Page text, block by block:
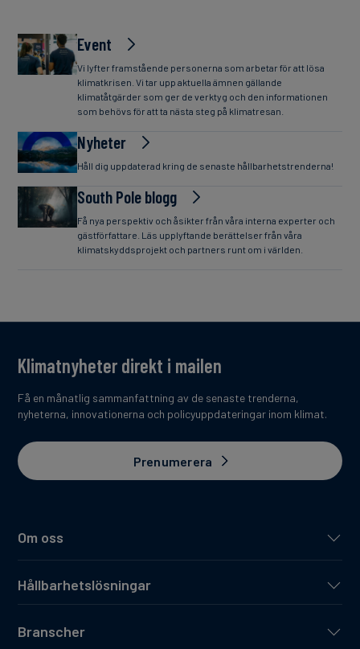
Event
Vi lyfter framstående personerna som arbetar för att lösa
klimatkrisen. Vi tar upp aktuella ämnen gällande
klimatåtgärder som ger de verktyg och den informationen
som behövs för att ta nästa steg på klimatresan.
Nyheter
Håll dig uppdaterad kring de senaste hållbarhetstrenderna!
South Pole blogg
Få nya perspektiv och åsikter från våra interna experter och
gästförfattare. Läs upplyftande berättelser från våra
klimatskyddsprojekt och partners runt om i världen.
Om oss
Hållbarhetslösningar
Branscher
Klimatnyheter direkt i mailen
Få en månatlig sammanfattning av de senaste trenderna,
nyheterna, innovationerna och policyuppdateringar inom klimat.
Prenumerera